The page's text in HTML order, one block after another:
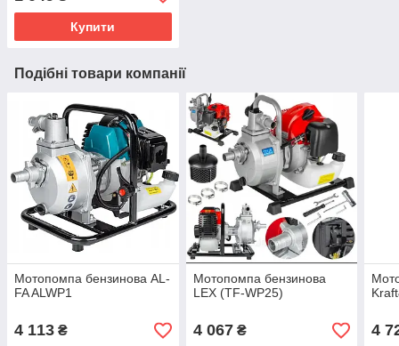
Купити
Подібні товари компанії
Мотопомпа бензинова AL-
FA ALWP1
4 113 ₴
Мотопомпа бензинова
LEX (TF-WP25)
4 067₴ 4